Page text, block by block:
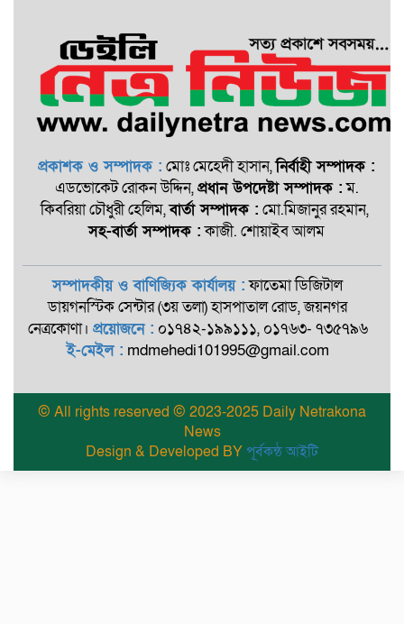
প্রকাশক ও সম্পাদক : মোঃ মেহেদী হাসান,নির্বাহী সম্পাদক :
এডভোকেট রোকন ‍উদ্দিন,প্রধান উপদেষ্টা সম্পাদক :ম.
কিবরিয়া চৌধুরী হেলিম,বার্তা সম্পাদক : মো.মিজানুর রহমান,
সহ-বার্তা সম্পাদক :কাজী. শোয়াইব আলম
সম্পাদকীয় ও বাণিজ্যিক কার্যালয় :ফাতেমা ডিজিটাল
ডায়গনস্টিক সেন্টার (৩য় তলা) হাসপাতাল রোড, জয়নগর
নেত্রকোণা। প্রয়োজনে : ০১৭৪২-১৯৯১১১, ০১৭৬৩- ৭৩৫৭৯৬
ই-মেইল : mdmehedi101995@gmail.com
© All rights reserved © 2023-2025 Daily Netrakona
News
Design & Developed BYপূর্বকন্ঠ আইটি